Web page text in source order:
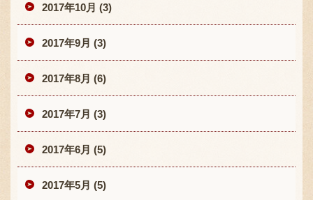
2017年10月 (3)
2017年9月 (3)
2017年8月 (6)
2017年7月 (3)
2017年6月 (5)
2017年5月 (5)